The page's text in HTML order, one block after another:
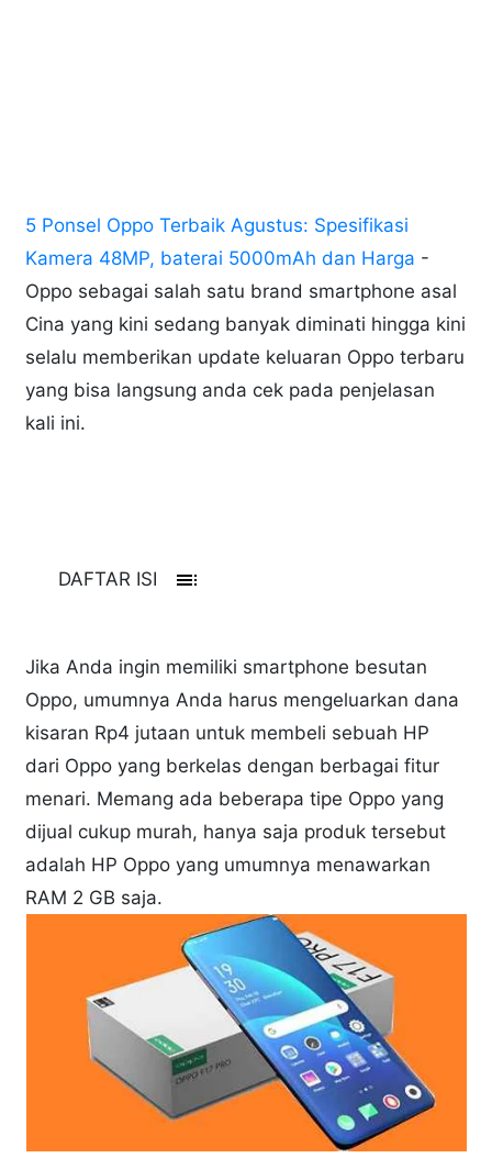
5 Ponsel Oppo Terbaik Agustus: Spesifikasi
Kamera 48MP, baterai 5000mAh dan Harga -
Oppo sebagai salah satu brand smartphone asal
Cina yang kini sedang banyak diminati hingga kini
selalu memberikan update keluaran Oppo terbaru
yang bisa langsung anda cek pada penjelasan
kali ini.
DAFTAR ISI toc
Jika Anda ingin memiliki smartphone besutan
Oppo, umumnya Anda harus mengeluarkan dana
kisaran Rp4 jutaan untuk membeli sebuah HP
dari Oppo yang berkelas dengan berbagai fitur
menari. Memang ada beberapa tipe Oppo yang
dijual cukup murah, hanya saja produk tersebut
adalah HP Oppo yang umumnya menawarkan
RAM 2 GB saja.